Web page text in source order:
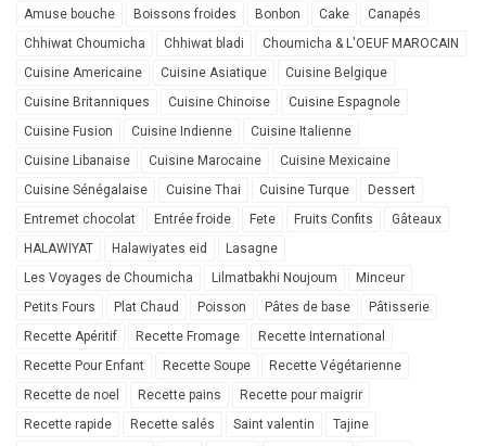
Amuse bouche
Boissons froides Bonbon Cake
Canapés
Chhiwat Choumicha
Chhiwat bladi
Choumicha & L'OEUF MAROCAIN
Cuisine Americaine
Cuisine Asiatique
Cuisine Belgique
Cuisine Britanniques
Cuisine Chinoise
Cuisine Espagnole
Cuisine Fusion
Cuisine Indienne
Cuisine Italienne
Cuisine Libanaise
Cuisine Marocaine
Cuisine Mexicaine
Cuisine Sénégalaise
Cuisine Thai Cuisine Turque
Dessert
Entremet chocolat
Entrée froide Fete Fruits Confits
Gâteaux
HALAWIYAT
Halawiyates eid
Lasagne
Les Voyages de Choumicha
Lilmatbakhi Noujoum
Minceur
Petits Fours
Plat Chaud Poisson Pâtes de base
Pâtisserie
Recette Apéritif
Recette Fromage
Recette International
Recette Pour Enfant
Recette Soupe
Recette Végétarienne
Recette de noel
Recette pains
Recette pour maigrir
Recette rapide
Recette salés Saint valentin
Tajine